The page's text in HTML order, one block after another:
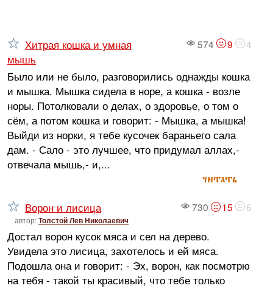
574 9 4
Хитрая кошка и умная
мышь
Было или не было, разговорились однажды кошка
и мышка. Мышка сидела в норе, а кошка - возле
норы. Потолковали о делах, о здоровье, о том о
сём, а потом кошка и говорит: - Мышка, а мышка!
Выйди из норки, я тебе кусочек бараньего сала
дам. - Сало - это лучшее, что придумал аллах,-
отвечала мышь,- и,...
читать
730 15 6
Ворон и лисица
автор:Толстой Лев Николаевич
Достал ворон кусок мяса и сел на дерево.
Увидела это лисица, захоте­лось и ей мяса.
Подошла она и говорит: - Эх, ворон, как посмотрю
на тебя - такой ты красивый, что тебе только